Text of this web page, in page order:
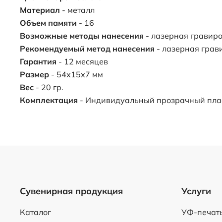
Материал - металл
Объем памяти - 16
Возможные методы нанесения - лазерная
Рекомендуемый метод нанесения - лазерная
Гарантия - 12 месяцев
Размер - 54х15х7 мм
Вес - 20 гр.
Комплектация - Индивидуальный прозрачный
Сувенирная продукция
Каталог
Услуги
УФ-